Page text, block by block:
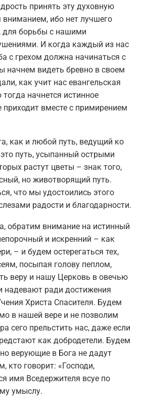
принять эту духовную
ибо нет лучшего
для борьбы с нашими
И когда каждый из нас
с грехом должна начинаться с
начнем видеть бревно в своем
как учит нас евангельская
начнется истинное
приходит вместе с примирением
как и любой путь, ведущий ко
путь, усыпанный острыми
растут цветы – знак того,
но животворящий путь.
что мы удостоились этого
радости и благодарности.
обратим внимание на истинный
и искренний – как
– и будем остерегаться тех,
посыпая голову пеплом,
веру и нашу Церковь в овечью
надевают ради достижения
Христа Спасителя. Будем
в нашей вере и не позволим
сего прельстить нас, даже если
как добродетели. Будем
верующие в Бога не дадут
кто говорит: «Господи,
имя Вседержителя всуе по
умыслу.